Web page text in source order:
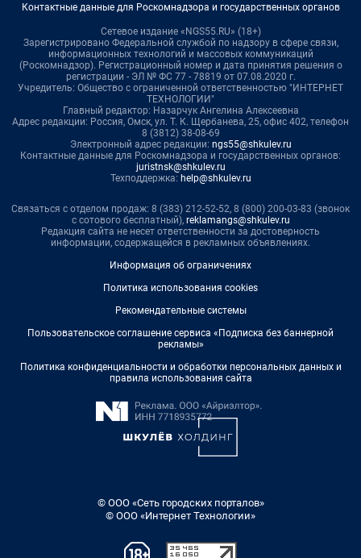
Контактные данные для Роскомнадзора и государственных органов
Сетевое издание «NGS55.RU» (18+)
Зарегистрировано Федеральной службой по надзору в сфере связи,
информационных технологий и массовых коммуникаций
(Роскомнадзор). Регистрационный номер и дата принятия решения о
регистрации - ЭЛ № ФС 77 - 78819 от 07.08.2020 г.
Учредитель: Общество с ограниченной ответственностью "ИНТЕРНЕТ
ТЕХНОЛОГИИ"
Главный редактор: Назарчук Ангелина Алексеевна
Адрес редакции: Россия, Омск, ул. Т. К. Щербанева, 25, офис 402, телефон
8 (3812) 38-08-69
Электронный адрес редакции: ngs55@shkulev.ru
Контактные данные для Роскомнадзора и государственных органов:
juristnsk@shkulev.ru
Техподдержка: help@shkulev.ru
Связаться с отделом продаж: 8 (383) 212-52-52, 8 (800) 200-03-83 (звонок
с сотового бесплатный), reklamangs@shkulev.ru
Редакция сайта не несет ответственности за достоверность
информации, содержащейся в рекламных объявлениях.
Информация об ограничениях
Политика использования cookies
Рекомендательные системы
Пользовательское соглашение сервиса «Подписка без баннерной
рекламы»
Политика конфиденциальности и обработки персональных данных и
правила использования сайта
© ООО «Сеть городских порталов»
© ООО «Интернет Технологии»